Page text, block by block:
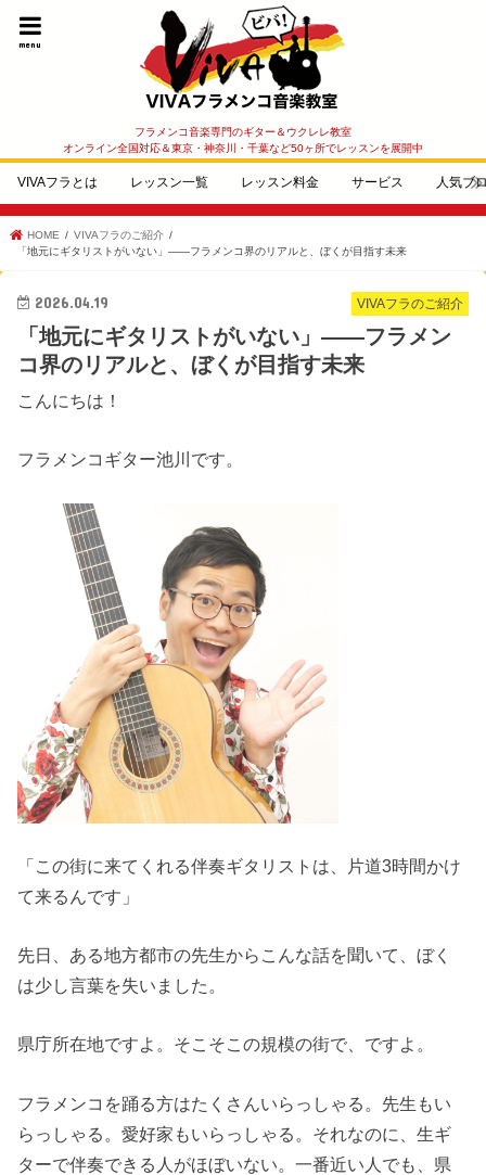
フラメンコ音楽専門のギター＆ウクレレ教室
オンライン全国対応＆東京・神奈川・千葉など50ヶ所でレッスンを展開中
menu
VIVAフラとは レッスン一覧 レッスン料金 サービス 人気ブ
HOME
VIVAフラのご紹介
「地元にギタリストがいない」——フラメンコ界のリアルと、ぼくが目指す未来
VIVAフラのご紹介
2026.04.19
「地元にギタリストがいない」——フラメン
コ界のリアルと、ぼくが目指す未来
こんにちは！
フラメンコギター池川です。
「この街に来てくれる伴奏ギタリストは、片道3時間かけ
て来るんです」
先日、ある地方都市の先生からこんな話を聞いて、ぼく
は少し言葉を失いました。
県庁所在地ですよ。そこそこの規模の街で、ですよ。
フラメンコを踊る方はたくさんいらっしゃる。先生もい
らっしゃる。愛好家もいらっしゃる。それなのに、生ギ
ターで伴奏できる人がほぼいない。一番近い人でも、県